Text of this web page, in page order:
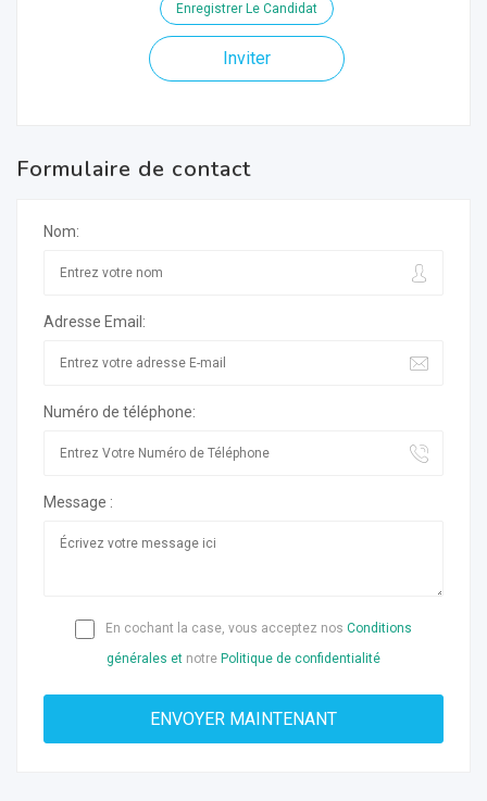
Enregistrer Le Candidat
Inviter
Formulaire de contact
Nom:
Adresse Email:
Numéro de téléphone:
Message :
En cochant la case, vous acceptez nos Conditions
générales et notre Politique de confidentialité